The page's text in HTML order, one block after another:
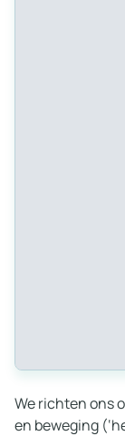
We richten ons
en beweging